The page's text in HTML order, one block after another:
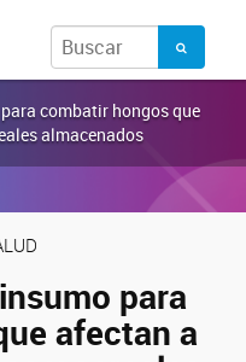
combatir hongos que
almacenados
para
afectan a